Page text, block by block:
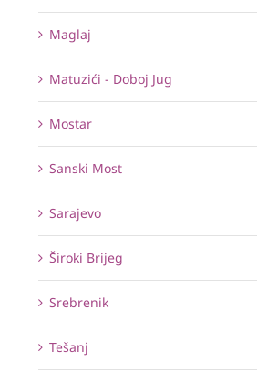
Maglaj
Matuzići - Doboj Jug
Mostar
Sanski Most
Sarajevo
Široki Brijeg
Srebrenik
Tešanj